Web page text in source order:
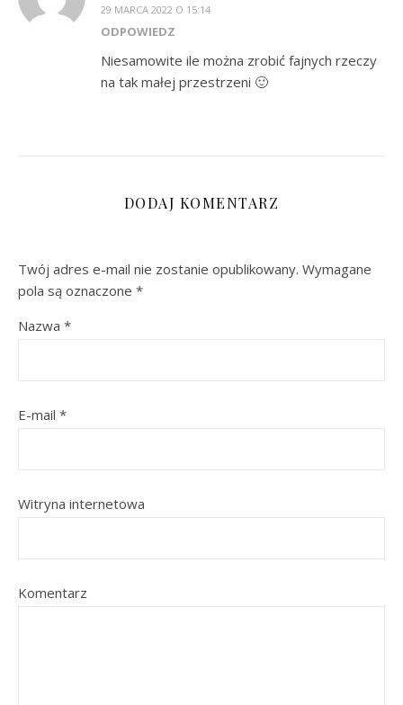
29 MARCA 2022 O 15:14
ODPOWIEDZ
Niesamowite ile można zrobić fajnych rzeczy
na tak małej przestrzeni 🙂
DODAJ KOMENTARZ
Twój adres e-mail nie zostanie opublikowany. Wymagane
pola są oznaczone *
Nazwa *
E-mail *
Witryna internetowa
Komentarz